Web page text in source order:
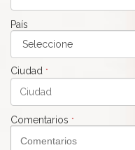
País
Ciudad *
Comentarios *